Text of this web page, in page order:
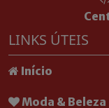
LINKS ÚTEIS
Início
Moda & Beleza